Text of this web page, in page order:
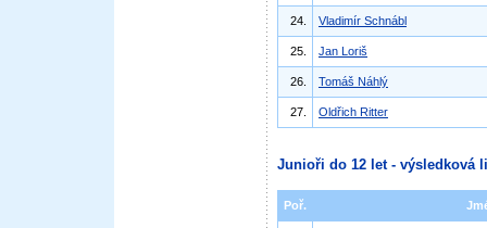
24. Vladimír Schnábl
25. Jan Loriš
26. Tomáš Náhlý
27. Oldřich Ritter
Junioři do 12 let - výsledková
Poř.